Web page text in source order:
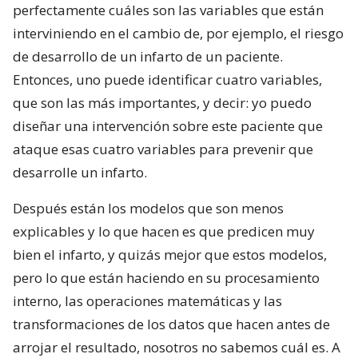
perfectamente cuáles son las variables que están
interviniendo en el cambio de, por ejemplo, el riesgo
de desarrollo de un infarto de un paciente.
Entonces, uno puede identificar cuatro variables,
que son las más importantes, y decir: yo puedo
diseñar una intervención sobre este paciente que
ataque esas cuatro variables para prevenir que
desarrolle un infarto.
Después están los modelos que son menos
explicables y lo que hacen es que predicen muy
bien el infarto, y quizás mejor que estos modelos,
pero lo que están haciendo en su procesamiento
interno, las operaciones matemáticas y las
transformaciones de los datos que hacen antes de
arrojar el resultado, nosotros no sabemos cuál es. A